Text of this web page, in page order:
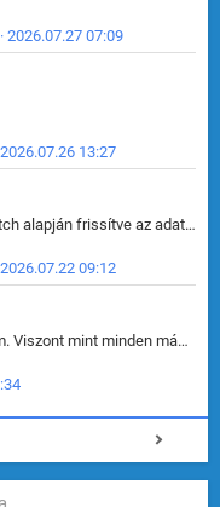
2026.07.27 07:09
13:27
Kártya változások a 36.0.3-as patch alapján frissítve az adatbázisban (képek is cserélve).
09:12
Amióta bejött, csak ezzel játszom. Viszont mint minden más - akár az alapjáték is, ez is baromira összetett lett. Néha már pár kör után is esélytelen az egész. Vagy irreállisan túltápol valaki, vagy lelép a partner, vagy csak hülye mint a segg. És amikor eljönne az én időm, na akkor jön el mindenki másé is. Engem jobban érdekelne, hogy ki milyen ratingen szokott játszani. Na ez lenne egy érdekes adat.